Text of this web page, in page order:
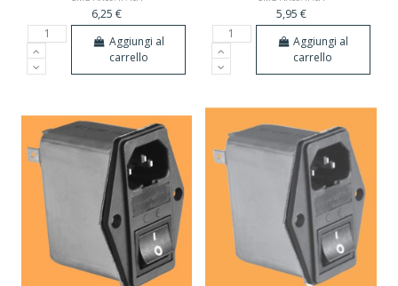
6,25 €
Aggiungi al
carrello
5,95 €
Aggiungi al
carrello